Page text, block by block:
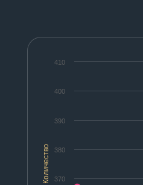
Количество 370
380
390
400
410